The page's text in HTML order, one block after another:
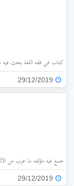
كتاب في فقه اللغة بحث فيه
29/12/2019
جمع فيه مؤلفه ما عرب من
29/12/2019